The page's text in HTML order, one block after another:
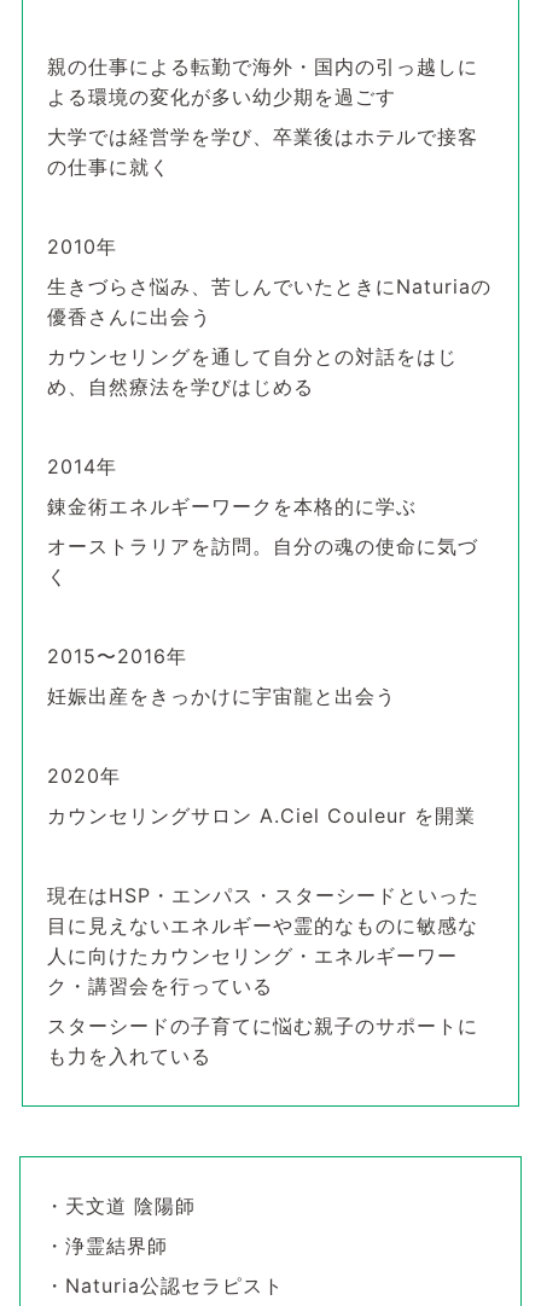
親の仕事による転勤で海外・国内の引っ越しに
よる環境の変化が多い幼少期を過ごす
大学では経営学を学び、卒業後はホテルで接客
の仕事に就く
2010年
生きづらさ悩み、苦しんでいたときにNaturiaの
優香さんに出会う
カウンセリングを通して自分との対話をはじ
め、自然療法を学びはじめる
2014年
錬金術エネルギーワークを本格的に学ぶ
オーストラリアを訪問。自分の魂の使命に気づ
く
2015〜2016年
妊娠出産をきっかけに宇宙龍と出会う
2020年
カウンセリングサロン A.Ciel Couleur を開業
現在はHSP・エンパス・スターシードといった
目に見えないエネルギーや霊的なものに敏感な
人に向けたカウンセリング・エネルギーワー
ク・講習会を行っている
スターシードの子育てに悩む親子のサポートに
も力を入れている
・天文道 陰陽師
・浄霊結界師
・Naturia公認セラピスト